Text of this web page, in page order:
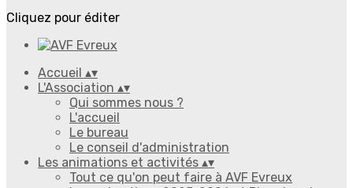
Cliquez pour éditer
Accueil ▴▾
L'Association ▴▾
Qui sommes nous ?
L'accueil
Le bureau
Le conseil d'administration
Les animations et activités ▴▾
Tout ce qu'on peut faire à AVF Evreux